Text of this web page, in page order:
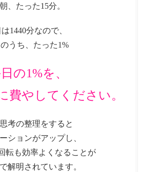
、たった15分。
1440分なので、
うち、たった1%
の1%を、
費やしてください。
考の整理をすると
ションがアップし、
転も効率よくなることが
解明されています。